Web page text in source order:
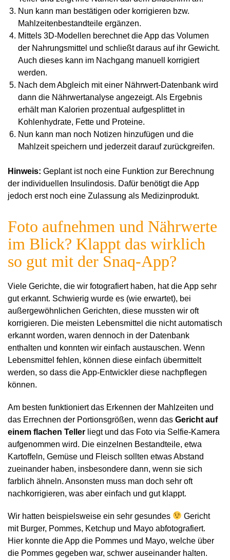
Nun kann man bestätigen oder korrigieren bzw.
Mahlzeitenbestandteile ergänzen.
Mittels 3D-Modellen berechnet die App das Volumen
der Nahrungsmittel und schließt daraus auf ihr Gewicht.
Auch dieses kann im Nachgang manuell korrigiert
werden.
Nach dem Abgleich mit einer Nährwert-Datenbank wird
dann die Nährwertanalyse angezeigt. Als Ergebnis
erhält man Kalorien prozentual aufgesplittet in
Kohlenhydrate, Fette und Proteine.
Nun kann man noch Notizen hinzufügen und die
Mahlzeit speichern und jederzeit darauf zurückgreifen.
Hinweis: Geplant ist noch eine Funktion zur Berechnung
der individuellen Insulindosis. Dafür benötigt die App
jedoch erst noch eine Zulassung als Medizinprodukt.
Foto aufnehmen und Nährwerte
im Blick? Klappt das wirklich
so gut mit der Snaq-App?
Viele Gerichte, die wir fotografiert haben, hat die App sehr
gut erkannt. Schwierig wurde es (wie erwartet), bei
außergewöhnlichen Gerichten, diese mussten wir oft
korrigieren. Die meisten Lebensmittel die nicht automatisch
erkannt worden, waren dennoch in der Datenbank
enthalten und konnten wir einfach austauschen. Wenn
Lebensmittel fehlen, können diese einfach übermittelt
werden, so dass die App-Entwickler diese nachpflegen
können.
Am besten funktioniert das Erkennen der Mahlzeiten und
das Errechnen der Portionsgrößen, wenn das Gericht auf
einem flachen Teller liegt und das Foto via Selfie-Kamera
aufgenommen wird. Die einzelnen Bestandteile, etwa
Kartoffeln, Gemüse und Fleisch sollten etwas Abstand
zueinander haben, insbesondere dann, wenn sie sich
farblich ähneln. Ansonsten muss man doch sehr oft
nachkorrigieren, was aber einfach und gut klappt.
Wir hatten beispielsweise ein sehr gesundes
Gericht
mit Burger, Pommes, Ketchup und Mayo abfotografiert.
Hier konnte die App die Pommes und Mayo, welche über
die Pommes gegeben war, schwer auseinander halten.